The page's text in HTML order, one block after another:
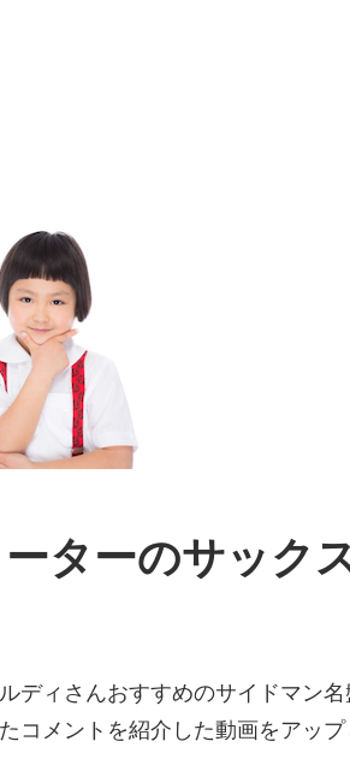
ターのサック
ディさんおすすめのサイドマン
コメントを紹介した動画をアップ